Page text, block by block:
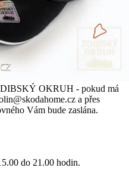
OKRUH - pokud má
a přes
Vám bude zaslána.
do 21.00 hodin.